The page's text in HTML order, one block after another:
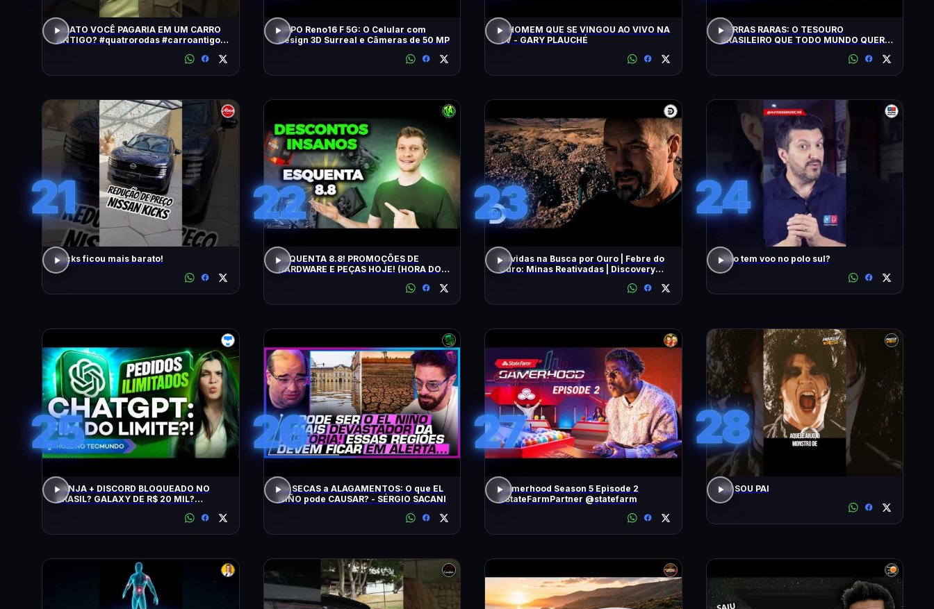
QUATO VOCÊ PAGARIA EM UM CARRO
ANTIGO? #quatrorodas #carroantigo
OPPO Reno16 F 5G: O Celular com
Design 3D Surreal e Câmeras de 50 MP
O HOMEM QUE SE VINGOU AO VIVO NA
TV - GARY PLAUCHÉ
TERRAS RARAS: O TESOURO
BRASILEIRO QUE TODO MUNDO QUER:
21
Kicks ficou mais barato!
22
ESQUENTA 8.8! PROMOÇÕES DE
HARDWARE E PEÇAS HOJE! (HORA DO
23
Dúvidas na Busca por Ouro | Febre do
Ouro: Minas Reativadas | Discovery
24
Não tem voo no polo sul?
25
JANJA + DISCORD BLOQUEADO NO
BRASIL? GALAXY DE R$ 20 MIL?
26
De SECAS a ALAGAMENTOS: O que EL
NIÑO pode CAUSAR? - SÉRGIO SACANI
27
Gamerhood Season 5 Episode 2
#StateFarmPartner @statefarm
28
EU SOU PAI